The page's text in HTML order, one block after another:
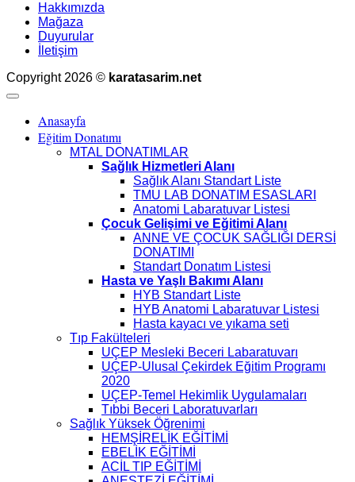
Hakkımızda
Mağaza
Duyurular
İletişim
Copyright 2026 © karatasarim.net
Anasayfa
Eğitim Donatımı
MTAL DONATIMLAR
Sağlık Hizmetleri Alanı
Sağlık Alanı Standart Liste
TMU LAB DONATIM ESASLARI
Anatomi Labaratuvar Listesi
Çocuk Gelişimi ve Eğitimi Alanı
ANNE VE ÇOCUK SAĞLIĞI DERSİ
DONATIMI
Standart Donatım Listesi
Hasta ve Yaşlı Bakımı Alanı
HYB Standart Liste
HYB Anatomi Labaratuvar Listesi
Hasta kayacı ve yıkama seti
Tıp Fakülteleri
UÇEP Mesleki Beceri Labaratuvarı
UÇEP-Ulusal Çekirdek Eğitim Programı
2020
UÇEP-Temel Hekimlik Uygulamaları
Tıbbi Beceri Laboratuvarları
Sağlık Yüksek Öğrenimi
HEMŞİRELİK EĞİTİMİ
EBELİK EĞİTİMİ
ACİL TIP EĞİTİMİ